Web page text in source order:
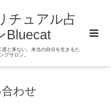
チュアル占
Bluecat
と来ない。本当の自分を生きるた
グサロン。
わせ